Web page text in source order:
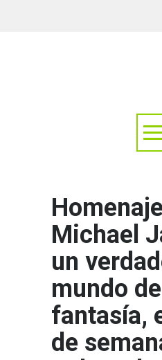
Michael
un
mundo de
fantasía,
de